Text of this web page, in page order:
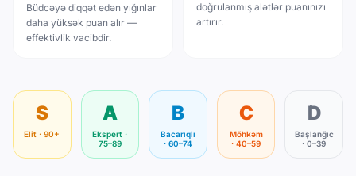
Büdcəyə diqqət edən yığınlar
daha yüksək puan alır —
effektivlik vacibdir.
doğrulanmış alətlər puanınızı
artırır.
S
Elit · 90+
A
Ekspert ·
75–89
B
Bacarıqlı
· 60–74
C
Möhkəm
· 40–59
D
Başlanğıc
· 0–39